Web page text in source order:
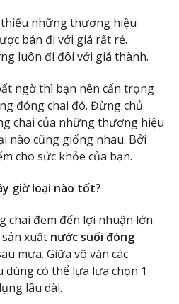
những thương hiệu
bán đi với giá rất rẻ.
luôn đi đôi với giá thành.
ngờ thì bạn nên cẩn trọng
đóng chai đó. Đừng chủ
chai của những thương hiệu
nào cũng giống nhau. Bởi
cho sức khỏe của bạn.
giờ loại nào tốt?
chai đem đến lợi nhuận lớn
xuất nước suối đóng
mưa. Giữa vô vàn các
có thể lựa lựa chọn 1
lâu dài.